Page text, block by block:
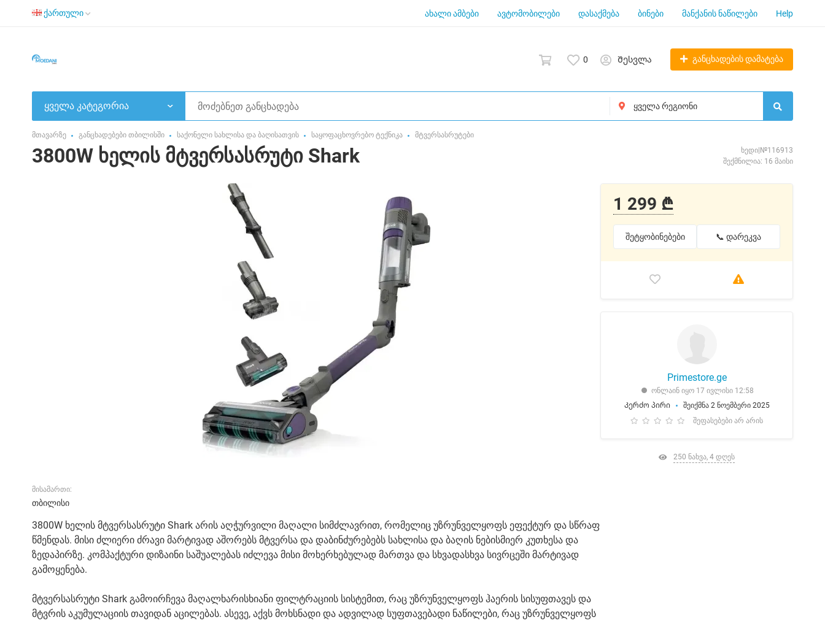
ქართული ახალი ამბები ავტომობილები დასაქმება ბინები მანქანის ნაწილები Help
0 Შესვლა განცხადების დამატება
ყველა კატეგორია
მთავარზე განცხადებები თბილისში საქონელი სახლისა და ბაღისათვის საყოფაცხოვრებო ტექნიკა მტვერსასრუტები
3800W ხელის მტვერსასრუტი Shark
ხედი|№116913
შექმნილია: 16 მაისი
მისამართი:
თბილისი
3800W ხელის მტვერსასრუტი Shark არის აღჭურვილი მაღალი სიმძლავრით, რომელიც უზრუნველყოფს ეფექტურ და სწრაფ
წმენდას. მისი ძლიერი ძრავი მარტივად აშორებს მტვერსა და დაბინძურებებს სახლისა და ბაღის ნებისმიერ კუთხესა და
ზედაპირზე. კომპაქტური დიზაინი საშუალებას იძლევა მისი მოხერხებულად მართვა და სხვადასხვა სივრცეში მარტივად
გამოყენება.
მტვერსასრუტი Shark გამოირჩევა მაღალხარისხიანი ფილტრაციის სისტემით, რაც უზრუნველყოფს ჰაერის სისუფთავეს და
მტვრის აკუმულაციის თავიდან აცილებას. ასევე, აქვს მოხსნადი და ადვილად სუფთავებადი ნაწილები, რაც უზრუნველყოფს
1 299 ₾
შეტყობინებები 📞 დარეკვა
Primestore.ge
ონლაინ იყო 17 ივლისი 12:58
Კერძო პირი
შეიქმნა 2 ნოემბერი 2025
შეფასებები არ არის
250 ნახვა, 4 დღეს